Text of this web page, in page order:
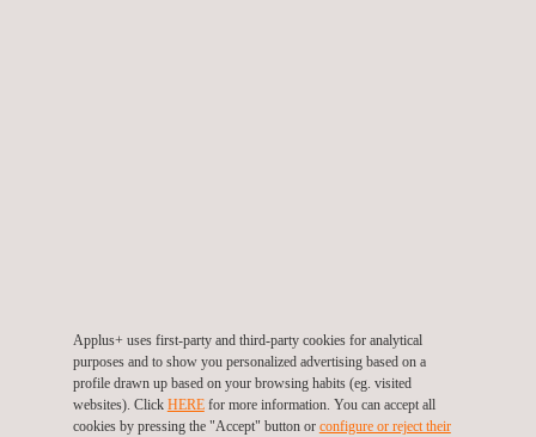
eine höhere Produktivität und eine verbesserte Qualität der
Komponenten.
Ausrüstung für die Prüfung und Maßkontrolle von
Applus+ uses first-party and third-party cookies for analytical
purposes and to show you personalized advertising based on a
profile drawn up based on your browsing habits (eg. visited
websites). Click HEREfor more information. You can accept all
cookies by pressing the "Accept" button or configure or reject their